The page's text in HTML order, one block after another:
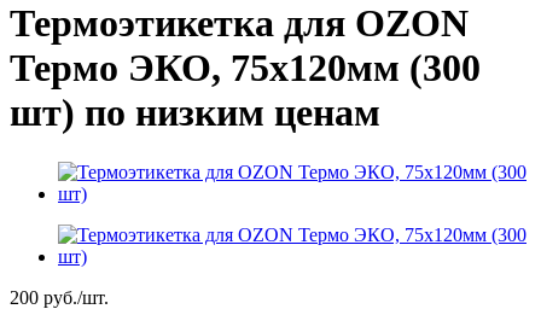
Термоэтикетка для OZON
Термо ЭКО, 75x120мм (300
шт) по низким ценам
200 руб./шт.